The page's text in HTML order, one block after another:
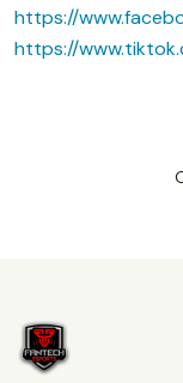
https://
https://